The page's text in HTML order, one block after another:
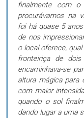
finalmente com
procurávamos na
foi há quase 5
de nos
o local oferece,
fronteiriça de
encaminhava-se
altura mágica para
com maior
quando o sol
dando lugar a uma